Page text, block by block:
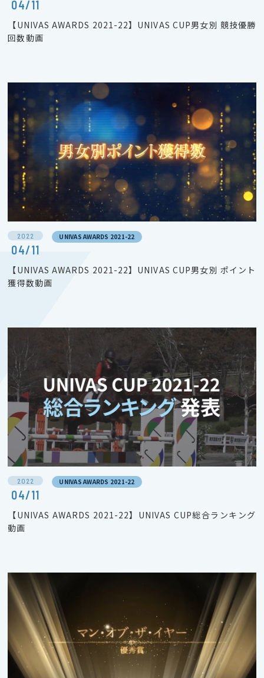
04/11
【UNIVAS AWARDS 2021-22】UNIVAS CUP男女別 競技優勝
回数動画
2022
04/11
UNIVAS AWARDS 2021-22
【UNIVAS AWARDS 2021-22】UNIVAS CUP男女別 ポイント
獲得数動画
2022
04/11
UNIVAS AWARDS 2021-22
【UNIVAS AWARDS 2021-22】UNIVAS CUP総合ランキング
動画